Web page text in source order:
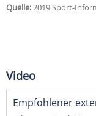
Quelle:2019 Sport-
Video
Empfohlener